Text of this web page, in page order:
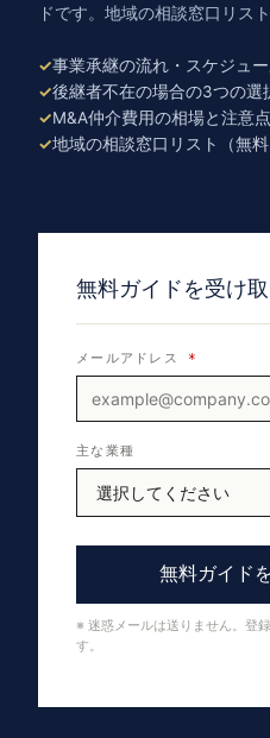
ドです。地域の相談窓口リス
事業承継の流れ・スケジュ
後継者不在の場合の3つの選
M&A仲介費用の相場と注意点
地域の相談窓口リスト（無料
無料ガイドを受け
メールアドレス *
主な業種
無料ガイド
※ 迷惑メールは送りません。登
す。